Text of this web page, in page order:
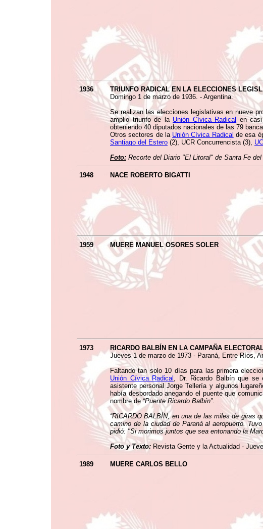
1936
TRIUNFO RADICAL EN LA ELECCIONES
Domingo 1 de marzo de 1936. - Argentina.
Se realizan las elecciones legislativas en nueve
amplio triunfo de la Unión Cívica Radical en
obteniendo 40 diputados nacionales de las 79
Otros sectores de la Unión Cívica Radical de esa
Santiago del Estero (2), UCR Concurrencista (3),
Foto: Recorte del Diario "El Litoral" de Santa Fe
1948 NACE ROBERTO BIGATTI
1959 MUERE MANUEL OSORES SOLER
1973
RICARDO BALBÍN EN LA CAMPAÑA
Jueves 1 de marzo de 1973 - Paraná, Entre Ríos,
Faltando tan solo 10 días para las primera
Unión Cívica Radical , Dr. Ricardo Balbín que se
asistente personal Jorge Tellería y algunos
había desbordado anegando el puente que
nombre de“Puente Ricardo Balbín”.
“RICARDO BALBÍN, en una de las miles de giras
camino de la ciudad de Paraná al aeropuerto.
pidió: "Si morimos juntos que sea entonando la
Foto y Texto: Revista Gente y la Actualidad -
1989 MUERE CARLOS BELLO